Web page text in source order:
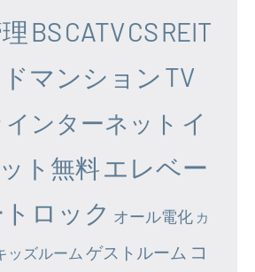
BSCATVCSREIT
マンション TV
インターネット イ
ト無料エレベー
ロック オール電化 カ
ッズルーム ゲストルーム コ